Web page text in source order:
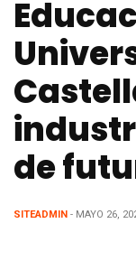
de
SITEADMIN - MAYO 26,